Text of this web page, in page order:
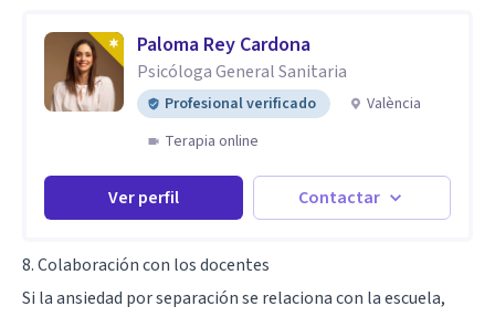
Paloma Rey Cardona
Psicóloga General Sanitaria
Profesional verificado
València
Terapia online
Ver perfil Contactar
8. Colaboración con los docentes
Si la ansiedad por separación se relaciona con la escuela,